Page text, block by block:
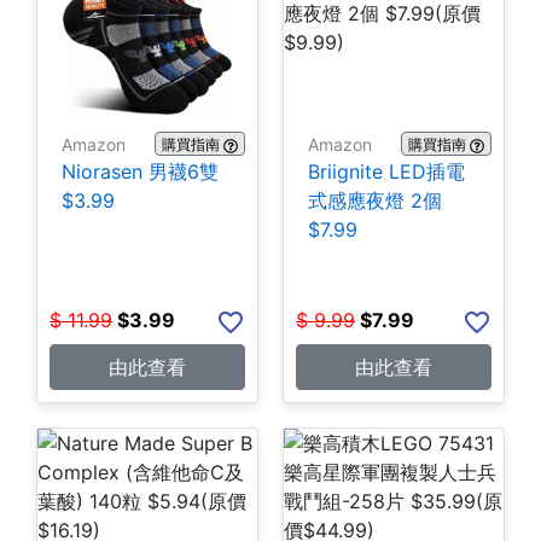
Amazon 購買指南
Niorasen 男襪6雙
$3.99
$ 11.99 $3.99
由此查看
Amazon 購買指南
Briignite LED插電
式感應夜燈 2個
$7.99
$ 9.99 $7.99
由此查看